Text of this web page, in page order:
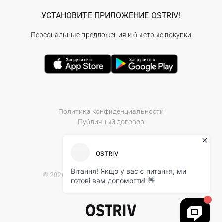
Политика конфиденциальности
Публичный договор
© 2026 Ostriv.ua Store. All Rights Reserved.
УСТАНОВИТЕ ПРИЛОЖЕНИЕ OSTRIV!
Персональные предложения и быстрые покупки